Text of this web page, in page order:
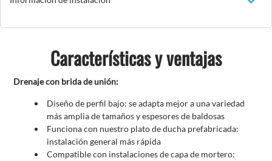
Características y ventajas
Drenaje con brida de unión:
Diseño de perfil bajo: se adapta mejor a una variedad
más amplia de tamaños y espesores de baldosas
Funciona con nuestro plato de ducha prefabricada:
instalación general más rápida
Compatible con instalaciones de capa de mortero: